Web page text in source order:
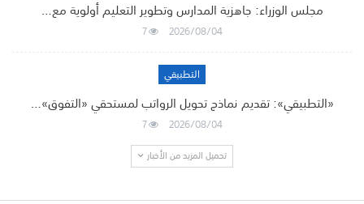
مجلس الوزراء: جاهزية المدارس وتطوير التعليم أولوية مع…
2026/08/04
7
التطبيقي
«التطبيقي»: تقديم نماذج تحويل الرواتب لمستحقي «التفوق»…
2026/08/04
7
تحميل المزيد من الأخبار